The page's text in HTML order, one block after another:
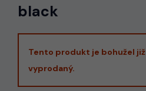
black
Tento produkt je bohužel již
vyprodaný.